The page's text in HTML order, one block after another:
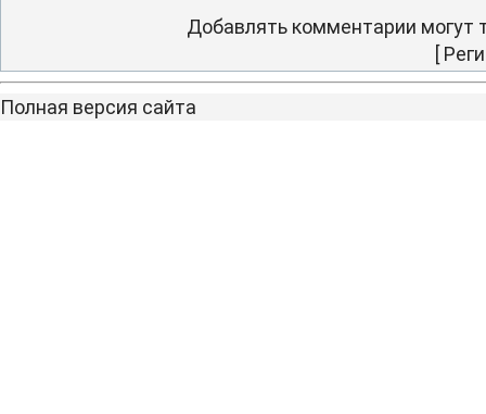
Добавлять комментарии могут
[
Полная версия сайта